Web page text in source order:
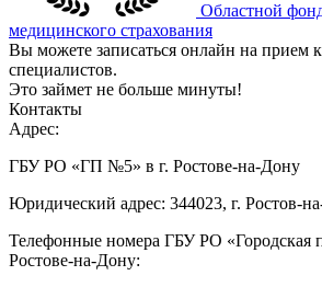
Областной
медицинского страхования
Вы можете записаться онлайн на прием
специалистов.
Это займет не больше минуты!
Контакты
Адрес:
ГБУ РО «ГП №5» в г. Ростове-на-Дону
Юридический адрес: 344023, г. Ростов-
Телефонные номера ГБУ РО «Городская
Ростове-на-Дону: